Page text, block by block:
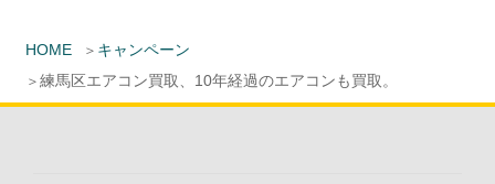
HOME
キャンペーン
練馬区エアコン買取、10年経過のエアコンも買取。